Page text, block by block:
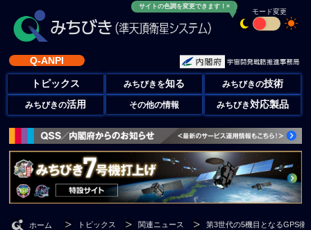
サイトの色調を変更できます！×
モード変更
Q-ANPI
トピックス みちびきを知る みちびきの技術
みちびきの活用 その他の情報 みちびき対応製品
ホーム トピックス 関連ニュース 第3世代の5機目となるGPS衛